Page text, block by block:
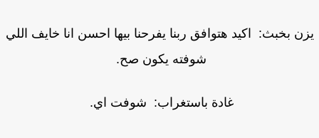
بخبث: اكيد هتوافق ربنا يفرحنا بيها احسن انا خايف اللي
شوفته يكون صح.
غادة باستغراب: شوفت اي.